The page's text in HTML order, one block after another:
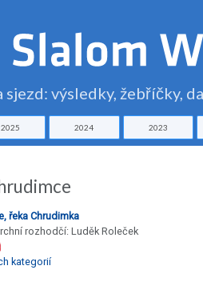
výsledky, žebříčky,
2025 2024 2023
řeka Chrudimka
rozhodčí: Luděk Roleček
kategorií